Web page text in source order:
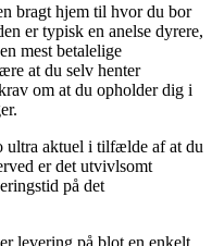
bragt hjem til hvor du bor
er typisk en anelse dyrere,
mest betalelige
at du selv henter
om at du opholder dig i
ultra aktuel i tilfælde af at du
er det utvivlsomt
på det
levering på blot en enkelt